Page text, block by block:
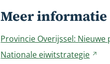
Meer informatie
Provincie Overijssel: Nieuwe
Nationale eiwitstrategie